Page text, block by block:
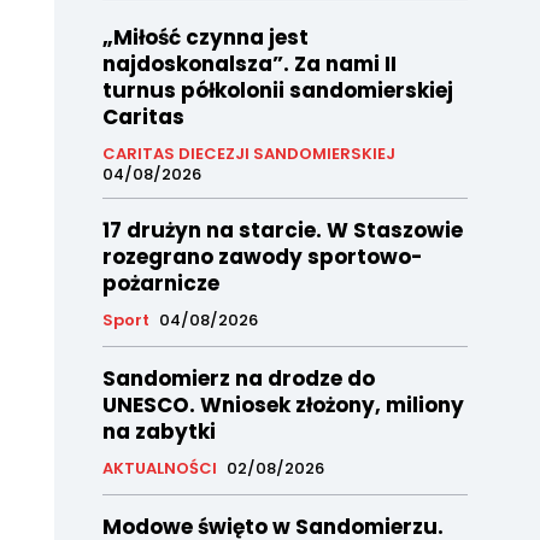
„Miłość czynna jest
najdoskonalsza”. Za nami II
turnus półkolonii sandomierskiej
Caritas
CARITAS DIECEZJI SANDOMIERSKIEJ
04/08/2026
17 drużyn na starcie. W Staszowie
rozegrano zawody sportowo-
pożarnicze
Sport 04/08/2026
Sandomierz na drodze do
UNESCO. Wniosek złożony, miliony
na zabytki
AKTUALNOŚCI 02/08/2026
Modowe święto w Sandomierzu.